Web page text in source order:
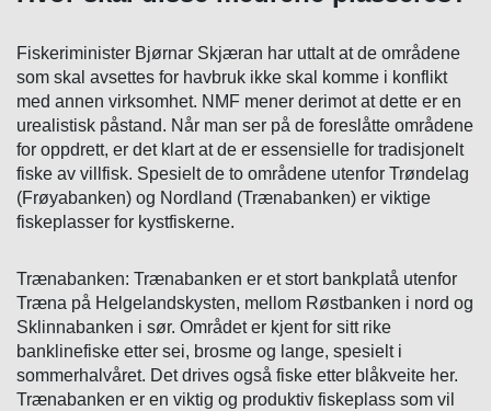
Fiskeriminister Bjørnar Skjæran har uttalt at de områdene
som skal avsettes for havbruk ikke skal komme i konflikt
med annen virksomhet. NMF mener derimot at dette er en
urealistisk påstand. Når man ser på de foreslåtte områdene
for oppdrett, er det klart at de er essensielle for tradisjonelt
fiske av villfisk. Spesielt de to områdene utenfor Trøndelag
(Frøyabanken) og Nordland (Trænabanken) er viktige
fiskeplasser for kystfiskerne.
Trænabanken: Trænabanken er et stort bankplatå utenfor
Træna på Helgelandskysten, mellom Røstbanken i nord og
Sklinnabanken i sør. Området er kjent for sitt rike
banklinefiske etter sei, brosme og lange, spesielt i
sommerhalvåret. Det drives også fiske etter blåkveite her.
Trænabanken er en viktig og produktiv fiskeplass som vil